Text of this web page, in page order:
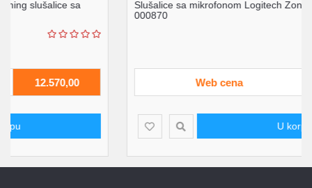
Slušalice sa mikrofonom Logitech Zone Wired 981-
12.290,00